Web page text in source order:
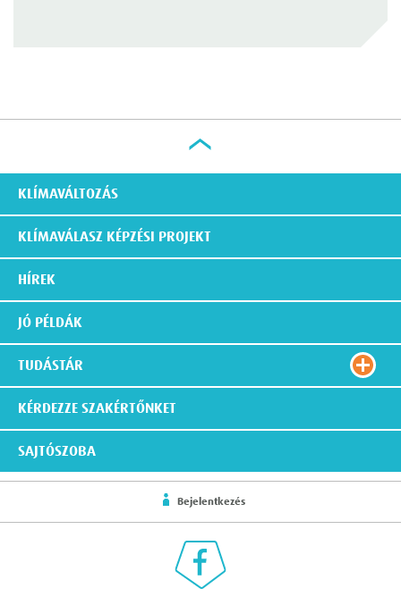
KLÍMAVÁLTOZÁS
KLÍMAVÁLASZ KÉPZÉSI PROJEKT
HÍREK
JÓ PÉLDÁK
TUDÁSTÁR
KÉRDEZZE SZAKÉRTŐNKET
SAJTÓSZOBA
Bejelentkezés